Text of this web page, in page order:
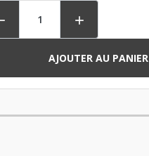

AJOUTER AU PANIER